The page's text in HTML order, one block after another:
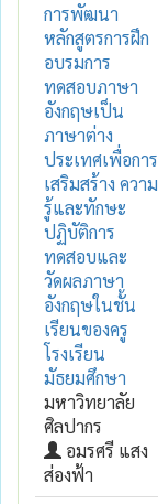
การพัฒนา
หลักสูตรการฝึก
อบรมการ
ทดสอบภาษา
อังกฤษเป็น
ภาษาต่าง
ประเทศเพื่อการ
เสริมสร้าง ความ
รู้และทักษะ
ปฏิบัติการ
ทดสอบและ
วัดผลภาษา
อังกฤษในชั้น
เรียนของครู
โรงเรียน
มัธยมศึกษา
มหาวิทยาลัย
ศิลปากร
อมรศรี แสง
ส่องฟ้า